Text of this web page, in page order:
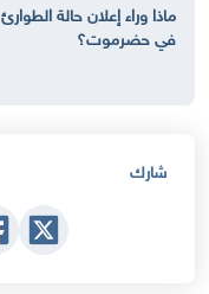
ماذا وراء إعلان حالة الطوارئ
في حضرموت؟
شارك